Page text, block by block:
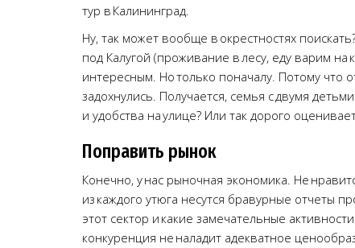
тур в Калининград.
Ну, так может вообще в окрестностях
под Калугой (проживание в лесу, еду варим на
интересным. Но только поначалу. Потому что
задохнулись. Получается, семья с двумя
и удобства на улице? Или так дорого
Поправить рынок
Конечно, у нас рыночная экономика. Не
из каждого утюга несутся бравурные отчеты
этот сектор и какие замечательные
конкуренция не наладит адекватное